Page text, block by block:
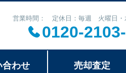
営業時間： 定休日：毎週 火曜日・
0120-
合わせ 売却査定